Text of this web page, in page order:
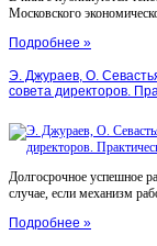
Московского
Подробнее »
Э. Джураев, О.
совета директоров.
Долгосрочное успешное
случае, если механизм
Подробнее »